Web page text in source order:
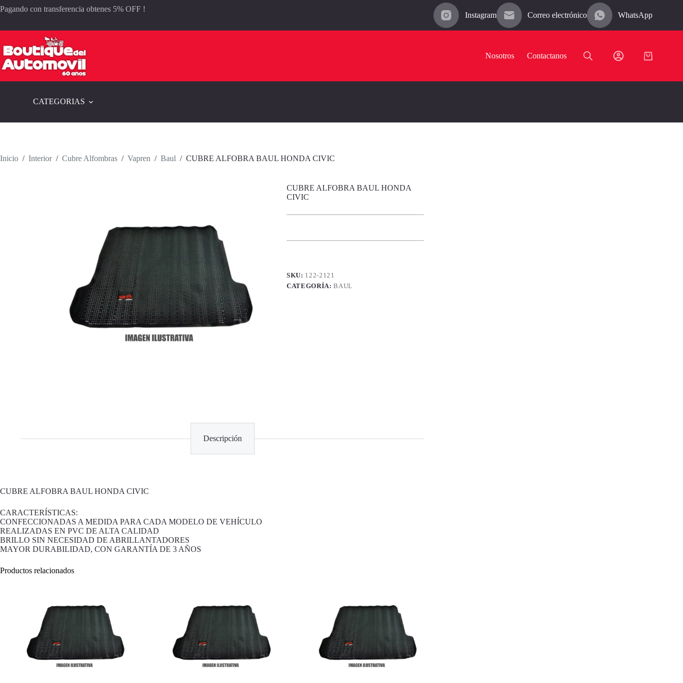
al
Pagando con transferencia obtenes 5% OFF !
Instagram Correo electrónico WhatsApp
Nosotros Contactanos
Carro
CATEGORIAS
Inicio / Interior / Cubre Alfombras / Vapren / Baul / CUBRE ALFOBRA BAUL HONDA CIVIC
CUBRE ALFOBRA BAUL HONDA
CIVIC
SKU: 122-2121
CATEGORÍA:BAUL
Descripción
CUBRE ALFOBRA BAUL HONDA CIVIC
CARACTERÍSTICAS:
CONFECCIONADAS A MEDIDA PARA CADA MODELO DE VEHÍCULO
REALIZADAS EN PVC DE ALTA CALIDAD
BRILLO SIN NECESIDAD DE ABRILLANTADORES
MAYOR DURABILIDAD, CON GARANTÍA DE 3 AÑOS
Productos relacionados